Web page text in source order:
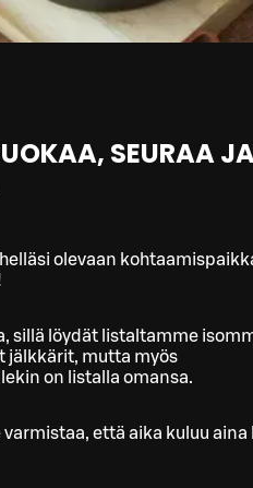
SEURAA
olevaan
sillä löydät listaltamme
jälkkärit, mutta myös
on listalla omansa.
että aika kuluu aina